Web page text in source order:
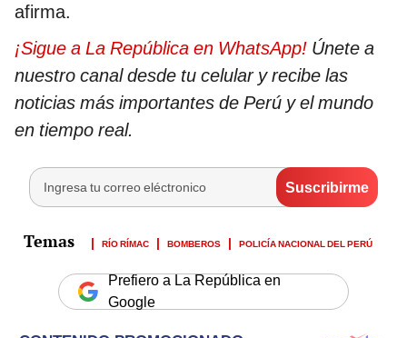
afirma.
¡Sigue a La República en WhatsApp! Únete a
nuestro canal desde tu celular y recibe las
noticias más importantes de Perú y el mundo
en tiempo real.
RÍO RÍMAC BOMBEROS POLICÍA NACIONAL DEL PERÚ
Prefiero a La República en
Google